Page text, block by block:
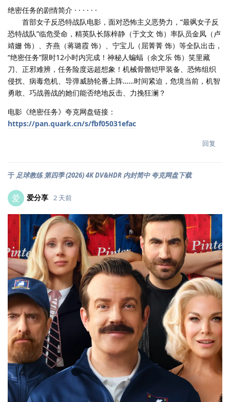
绝密任务的剧情简介 · · · · · ·
首部女子反恐特战队电影，面对恐怖主义恶势力，“最飒女子反
恐特战队”临危受命，精英队长陈梓静（于文文 饰）率队员金凤（卢
靖姗 饰）、齐燕（蒋璐霞 饰）、宁宝儿（屈菁菁 饰）等全队出击，
“绝密任务”限时12小时内完成！神秘人蝙蝠（余文乐 饰）笑里藏
刀、正邪难辨，任务险度远超想象！机械骨骼铠甲装备、恐怖组织
侵扰、病毒危机、导弹威胁轮番上阵……时间紧迫，危境当前，机智
勇敢、巧战善战的她们能否绝地反击、力挽狂澜？
电影《绝密任务》夸克网盘链接：
https://pan.quark.cn/s/fbf05031efac
回复
于 足球教练 第四季 (2026) 4K DV&HDR 内封简中 夸克网盘下载
爱 爱分享 2 天前